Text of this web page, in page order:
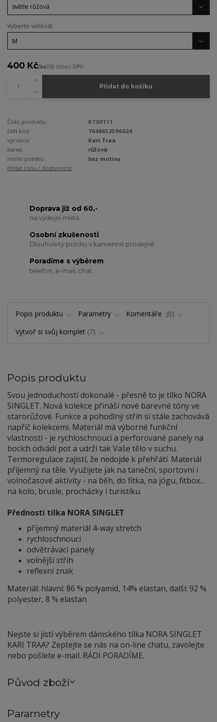
Vyberte velikost
400 Kč/ks330 Kčbez DPH
Přidat do košíku
Číslo produktu:
KT00111
EAN kód:
7048652596024
výrobce:
Kari Traa
barva:
růžová
motiv potisku:
bez motivu
Hlídat cenu / dostupnost
Doprava již od 60,-
na výdejní místa
Osobní zkušenosti
Dlouholetý prodej v kamenné prodejně
Poradíme s výběrem
telefon, e-mail, chat
Popis produktu Parametry Komentáře
0
Vytvoř si svůj komplet 7
Popis produktu
Svou jednoduchostí dokonalé - přesně to je tílko NORA
SINGLET. Nová kolekce přináší nové barevné tóny ve
starorůžové. Funkce a pohodlný střih si stále zachovává
napříč kolekcemi. Materiál má výborné funkční
vlastnosti - je rychloschnoucí a perforované panely na
bocích odvádí pot a udrží tak Vaše tělo v suchu.
Termoregulace zajistí, že nedojde k přehřátí. Materiál
příjemný na těle. Využijete jak na taneční, sportovní i
volnočasové aktivity - na běh, do fitka, na jógu, fitbox...
na kolo, brusle, procházky i turistiku.
Přednosti tílka NORA SINGLET
příjemný materiál 4-way stretch
rychloschnoucí
odvětrávací panely
volnější střih
reflexní znak
Materiál: hlavní: 86 % polyamid, 14% elastan, další: 92 %
polyester, 8 % elastan
Nejste si jistí výběrem dámského tílka NORA SINGLET
KARI TRAA? Zeptejte se nás na on-line chatu, zavolejte
nebo pošlete e-mail. RÁDI PORADÍME.
Původ zboží
Parametry